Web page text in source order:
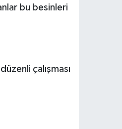
bu besinleri
çalışması